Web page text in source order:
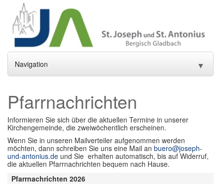
Navigation ▼
Aktuelles
Gottesdienste und Sakramente
Pfarrei ▼
Pfarrnachrichten
Informieren Sie sich über die aktuellen Termine in unserer
Kirchengemeinde, die zweiwöchentlich erscheinen.
Wenn Sie in unseren Mailverteiler aufgenommen werden
möchten, dann schreiben Sie uns eine Mail an buero@joseph-
und-antonius.de und Sie erhalten automatisch, bis auf Widerruf,
die aktuellen Pfarrnachrichten bequem nach Hause.
Pfarrnachrichten 2026